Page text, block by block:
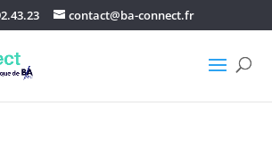
contact@ba-connect.fr